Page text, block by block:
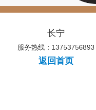
长宁
服务热线：13753756893
返回首页